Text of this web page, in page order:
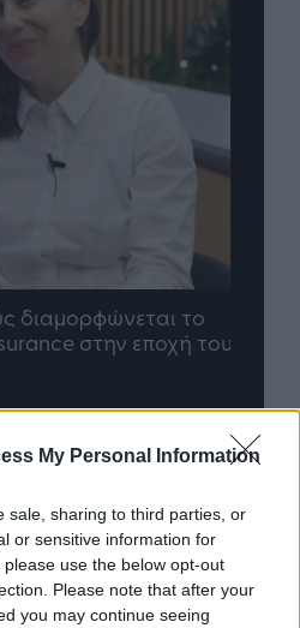
My Personal Information
sale, sharing to third parties, or
or sensitive information for
use the below opt-out
Please note that after your
you may continue seeing
το
στην εποχή του AI